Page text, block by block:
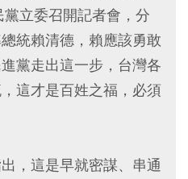
立委召開記者會，分
統賴清德，賴應該勇敢
黨走出這一步，台灣各
這才是百姓之福，必須
，這是早就密謀、串通